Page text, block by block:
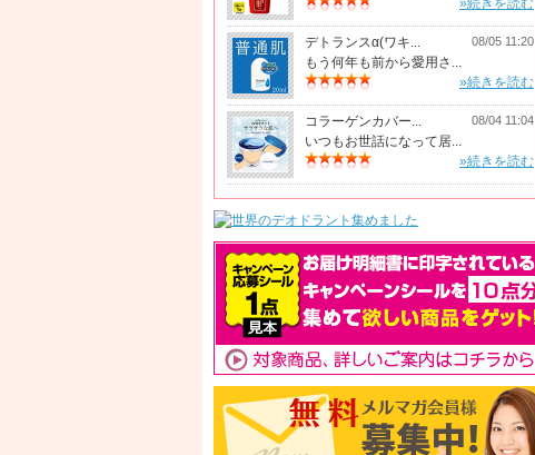
»続きを読む
デトランスα(ワキ... 08/05 11:20
もう何年も前から愛用さ...
»続きを読む
コラーゲンカバー... 08/04 11:04
いつもお世話になって居...
»続きを読む